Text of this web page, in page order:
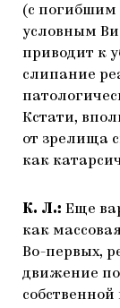
(с погибшим
условным
приводит к
слипание
Кстати,
от зрелища
как
К. Л.: Еще
как
Во-первых,
движение